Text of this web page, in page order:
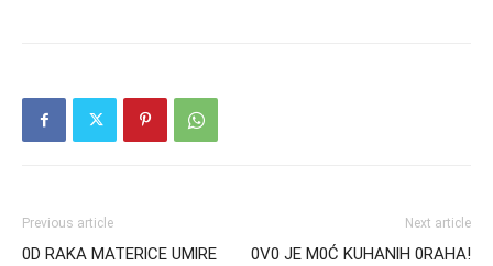
Previous article
0D RAKA MATERlCE UMlRE
Next article
0V0 JE M0Ć KUHANlH 0RAHA!